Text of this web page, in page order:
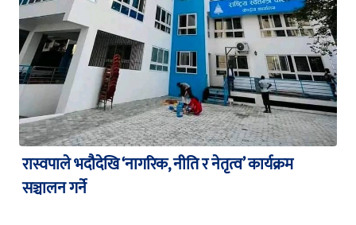
रास्वपाले भदौदेखि ‘नागरिक, नीति र नेतृत्व’ कार्यक्रम
सञ्चालन गर्ने